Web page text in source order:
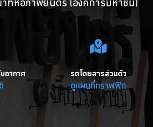
อากาศ รถโดยสารส่วนตัว
ดูแผนที่กราฟฟิก